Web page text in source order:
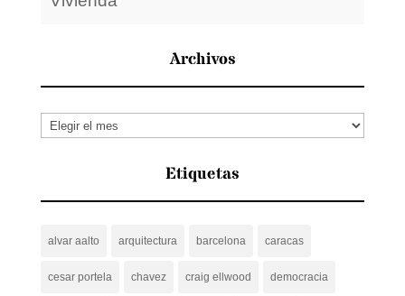
Archivos
Archivos
Etiquetas
alvar aalto arquitectura barcelona caracas
cesar portela chavez craig ellwood democracia